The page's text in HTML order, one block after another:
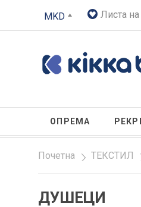
MKD Листа
ОПРЕМА
Почетна » ТЕКСТИЛ
ДУШЕЦИ